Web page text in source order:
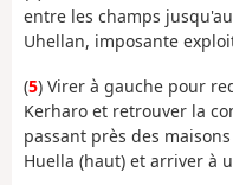
entre les champs
Uhellan, imposante
(5) Virer à gauche pour
Kerharo et retrouver la
passant près des
Huella (haut) et arriver à